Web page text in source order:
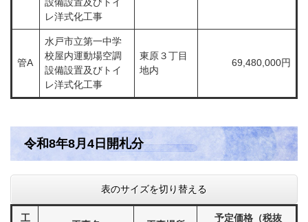
レ洋式化工事
管A
水戸市立第一中学
校屋内運動場空調
設備設置及びトイ
レ洋式化工事
東原３丁目
地内
69,480,000円
令和8年8月4日開札分​​​​​​​​​​​​​​​​
表のサイズを切り替える
工
予定価格（税抜